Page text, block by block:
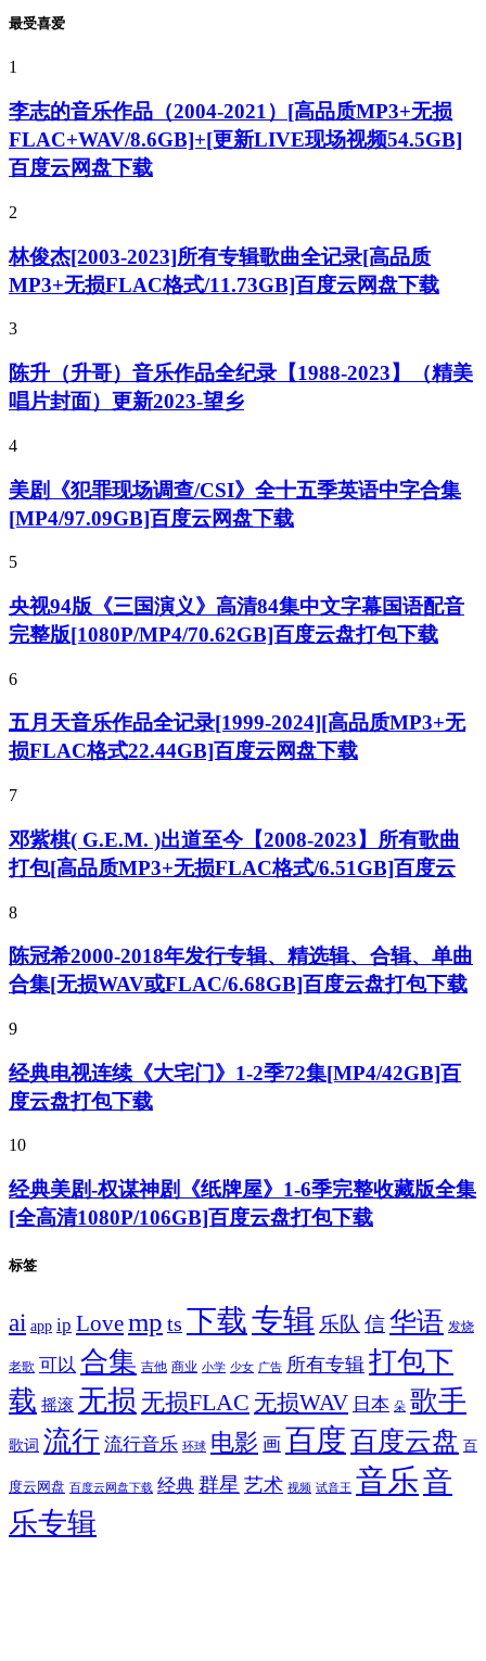
最受喜爱
1
李志的音乐作品（2004-2021）[高品质MP3+无损
FLAC+WAV/8.6GB]+[更新LIVE现场视频54.5GB]
百度云网盘下载
2
林俊杰[2003-2023]所有专辑歌曲全记录[高品质
MP3+无损FLAC格式/11.73GB]百度云网盘下载
3
陈升（升哥）音乐作品全纪录【1988-2023】（精美
唱片封面）更新2023-望乡
4
美剧《犯罪现场调查/CSI》全十五季英语中字合集
[MP4/97.09GB]百度云网盘下载
5
央视94版《三国演义》高清84集中文字幕国语配音
完整版[1080P/MP4/70.62GB]百度云盘打包下载
6
五月天音乐作品全记录[1999-2024][高品质MP3+无
损FLAC格式22.44GB]百度云网盘下载
7
邓紫棋( G.E.M. )出道至今【2008-2023】所有歌曲
打包[高品质MP3+无损FLAC格式/6.51GB]百度云
8
陈冠希2000-2018年发行专辑、精选辑、合辑、单曲
合集[无损WAV或FLAC/6.68GB]百度云盘打包下载
9
经典电视连续《大宅门》1-2季72集[MP4/42GB]百
度云盘打包下载
10
经典美剧-权谋神剧《纸牌屋》1-6季完整收藏版全集
[全高清1080P/106GB]百度云盘打包下载
标签
ai app ip Lovemp ts 下载专辑 乐队 信华语 发烧
老歌 可以 合集 吉他 商业 小学 少女 广告 所有专辑 打包下
载 摇滚 无损 无损FLAC 无损WAV 日本 朵 歌手
歌词 流行 流行音乐 环球 电影 画 百度百度云盘 百
度云网盘 百度云网盘下载 经典 群星 艺术 视频 试音王 音乐音
乐专辑